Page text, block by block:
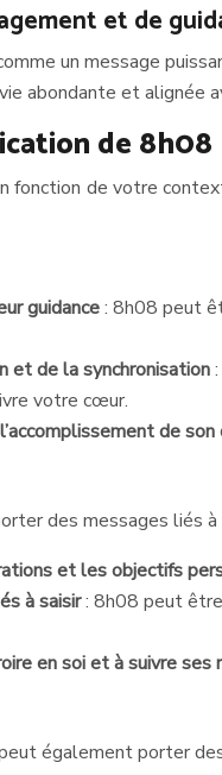
et de
un message
abondante et alignée
de 8h08
fonction de votre
guidance: 8h08 peut
et de la synchronisation
votre cœur.
de
des messages
et les objectifs
à saisir: 8h08 peut
en soi et à suivre ses
également porter